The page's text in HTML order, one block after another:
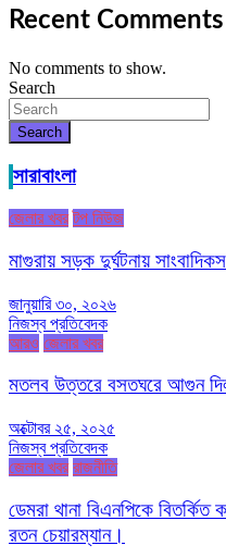
Recent Comments
No comments to show.
Search
Search
সারাবাংলা
জেলার খবর টপ নিউজ
মাগুরায় সড়ক দুর্ঘটনায়
জানুয়ারি ৩০, ২০২৬
নিজস্ব প্রতিবেদক
আরও জেলার খবর
মতলব উত্তরে বসতঘরে আগুন
অক্টোবর ২৫, ২০২৫
নিজস্ব প্রতিবেদক
জেলার খবর রাজনীতি
ডেমরা থানা বিএনপিকে বিতর্কিত
রতন চেয়ারম্যান।